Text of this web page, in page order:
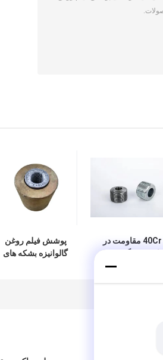
40Cr مقاومت در
برابر خوردگی جوش
لنگر بشکه ثابت لنگر
پوشش فیلم روغن
گالوانیزه بشکه های